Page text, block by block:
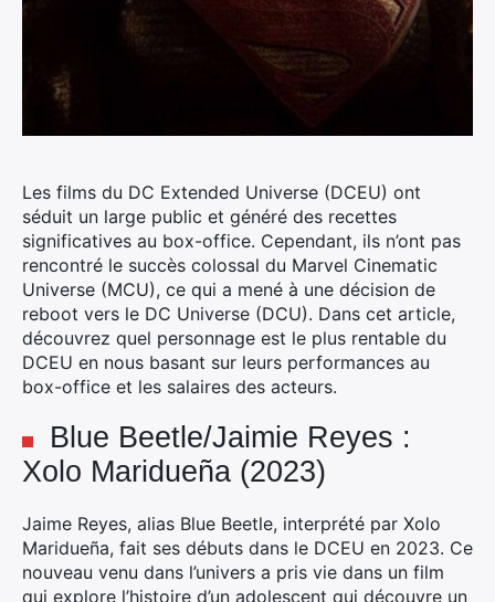
Les films du DC Extended Universe (DCEU) ont
séduit un large public et généré des recettes
significatives au box-office. Cependant, ils n’ont pas
rencontré le succès colossal du Marvel Cinematic
Universe (MCU), ce qui a mené à une décision de
reboot vers le DC Universe (DCU). Dans cet article,
découvrez quel personnage est le plus rentable du
DCEU en nous basant sur leurs performances au
box-office et les salaires des acteurs.
Blue Beetle/Jaimie Reyes :
Xolo Maridueña (2023)
Jaime Reyes, alias Blue Beetle, interprété par Xolo
Maridueña, fait ses débuts dans le DCEU en 2023. Ce
nouveau venu dans l’univers a pris vie dans un film
qui explore l’histoire d’un adolescent qui découvre un